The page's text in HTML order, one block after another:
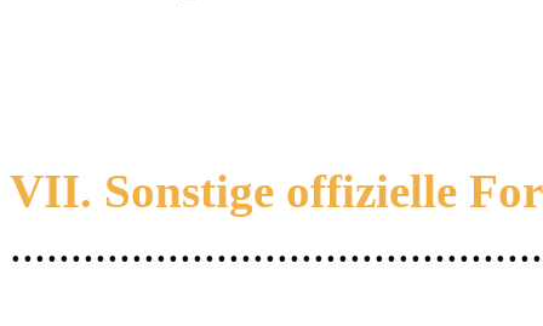
VII. Sonstige offizielle